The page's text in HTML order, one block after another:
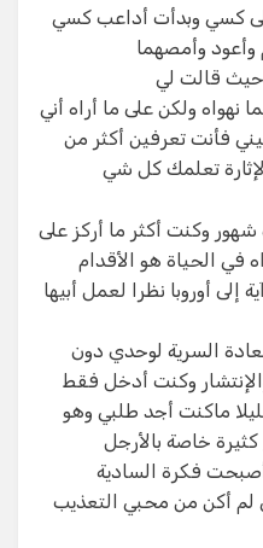
كسي وبدأت أداعب كسي
وأمصهما
حيث قالت لي
نهواه ولكن على ما أراه أني
فأنت تعرفين أكثر من
تعلمك كل شي
وكنت أكثر ما أركز على
في الحياة هو الأقدام
أوروبا نظرا لعمل أبيها
السرية لوحدي دون
وكنت أدخل فقط
ماكنت أجد طلبي وهو
خاصة بالأرجل
فكرة السادية
لم أكن من محبي التعذيب